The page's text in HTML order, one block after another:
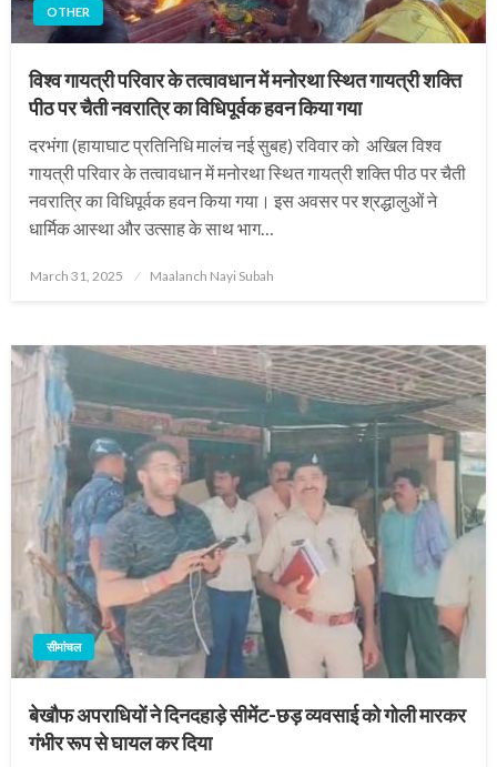
OTHER
विश्व गायत्री परिवार के तत्वावधान में मनोरथा स्थित गायत्री शक्ति
पीठ पर चैती नवरात्रि का विधिपूर्वक हवन किया गया
दरभंगा (हायाघाट प्रतिनिधि मालंच नई सुबह) रविवार को अखिल विश्व
गायत्री परिवार के तत्वावधान में मनोरथा स्थित गायत्री शक्ति पीठ पर चैती
नवरात्रि का विधिपूर्वक हवन किया गया। इस अवसर पर श्रद्धालुओं ने
धार्मिक आस्था और उत्साह के साथ भाग…
Posted
March 31, 2025 Maalanch Nayi Subah
सीमांचल
बेखौफ अपराधियों ने दिनदहाड़े सीमेंट-छड़ व्यवसाई को गोली मारकर
गंभीर रूप से घायल कर दिया